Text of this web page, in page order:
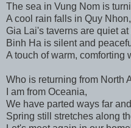
The sea in Vung Nom is
A cool rain falls in Quy Nhon,
Gia Lai's taverns are quiet at
Binh Ha is silent and
A touch of warm, comforting
Who is returning from North
I am from Oceania,
We have parted ways far
Spring still stretches along